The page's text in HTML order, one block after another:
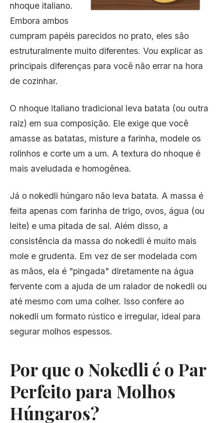
nhoque italiano.
Embora ambos
cumpram papéis parecidos no prato, eles são
estruturalmente muito diferentes. Vou explicar as
principais diferenças para você não errar na hora
de cozinhar.
O nhoque italiano tradicional leva batata (ou outra
raiz) em sua composição. Ele exige que você
amasse as batatas, misture a farinha, modele os
rolinhos e corte um a um. A textura do nhoque é
mais aveludada e homogênea.
Já o nokedli húngaro não leva batata. A massa é
feita apenas com farinha de trigo, ovos, água (ou
leite) e uma pitada de sal. Além disso, a
consistência da massa do nokedli é muito mais
mole e grudenta. Em vez de ser modelada com
as mãos, ela é "pingada" diretamente na água
fervente com a ajuda de um ralador de nokedli ou
até mesmo com uma colher. Isso confere ao
nokedli um formato rústico e irregular, ideal para
segurar molhos espessos.
Por que o Nokedli é o Par
Perfeito para Molhos
Húngaros?